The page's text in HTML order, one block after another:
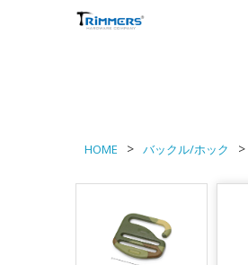
HOME バックル/ホック